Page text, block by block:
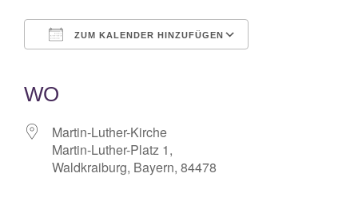
ZUM KALENDER HINZUFÜGEN
WO
Martin-Luther-Kirche
Martin-Luther-Platz 1,
Waldkraiburg, Bayern, 84478